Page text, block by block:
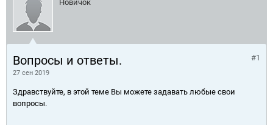
Новичок
Вопросы и ответы.
27 сен 2019
#1
Здравствуйте, в этой теме Вы можете задавать любые свои
вопросы.